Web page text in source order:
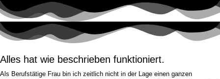
Alles hat wie beschrieben funktioniert.
Als Berufstätige Frau bin ich zeitlich nicht in der Lage einen ganzen